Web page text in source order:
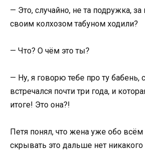
— Это, случайно, не та подружка,
своим колхозом табуном ходили?
— Что? О чём это ты?
— Ну, я говорю тебе про ту бабень,
встречался почти три года, и
итоге! Это она?!
Петя понял, что жена уже обо всём
скрывать это дальше нет